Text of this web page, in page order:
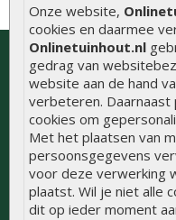
Onze website,
cookies en daarmee
Onlinetuinhout.nl
gedrag van
website aan de hand
verbeteren.
cookies om
Met het plaatsen van
persoonsgegevens
voor deze verwerking
plaatst. Wil je niet alle
dit op ieder moment
Bezoek onze
contact op voor
Onlinetuinhout.nl
Kaapstanderweg 41
8243 RB Lelystad
0320 - 258 604
info@onlinetuinhout.nl